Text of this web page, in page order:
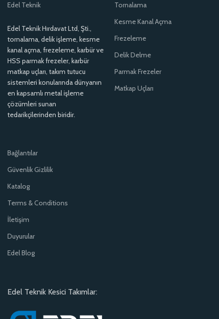
Edel Teknik
Edel Teknik Hırdavat Ltd, Şti.,
tornalama, delik işleme, kesme
kanal açma, frezeleme, karbür ve
HSS parmak frezeler, karbür
matkap uçları, takım tutucu
sistemleri konularında dünyanın
en kapsamlı metal işleme
çözümleri sunan
tedarikçilerinden biridir.
Tornalama
Kesme Kanal Açma
Frezeleme
Delik Delme
Parmak Frezeler
Matkap Uçları
Bağlantılar
Güvenlik Gizlilik
Katalog
Terms & Conditions
İletişim
Duyurular
Edel Blog
Edel Teknik Kesici Takımlar: